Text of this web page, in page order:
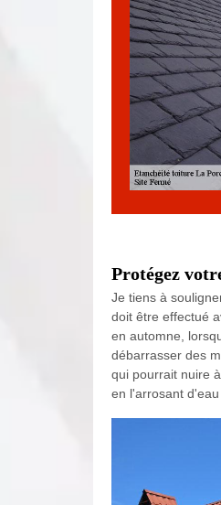
Protégez
Je tiens à
doit être effectué
en automne,
débarrasser des
qui pourrait nuire
en l'arrosant